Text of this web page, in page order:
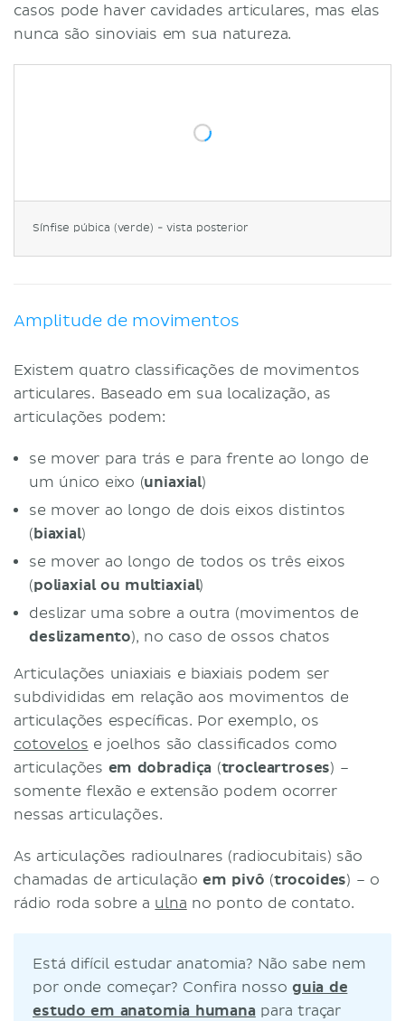
casos pode haver cavidades articulares, mas elas
nunca são sinoviais em sua natureza.
Sínfise púbica (verde) - vista posterior
Amplitude de movimentos
Existem quatro classificações de movimentos
articulares. Baseado em sua localização, as
articulações podem:
se mover para trás e para frente ao longo de
um único eixo (uniaxial)
se mover ao longo de dois eixos distintos
(biaxial)
se mover ao longo de todos os três eixos
(poliaxial ou multiaxial)
deslizar uma sobre a outra (movimentos de
deslizamento), no caso de ossos chatos
Articulações uniaxiais e biaxiais podem ser
subdivididas em relação aos movimentos de
articulações específicas. Por exemplo, os
cotovelos e joelhos são classificados como
articulações em dobradiça (trocleartroses) –
somente flexão e extensão podem ocorrer
nessas articulações.
As articulações radioulnares (radiocubitais) são
chamadas de articulação em pivô (trocoides) – o
rádio roda sobre a ulna no ponto de contato.
Está difícil estudar anatomia? Não sabe nem
por onde começar? Confira nosso guia de
estudo em anatomia humana para traçar